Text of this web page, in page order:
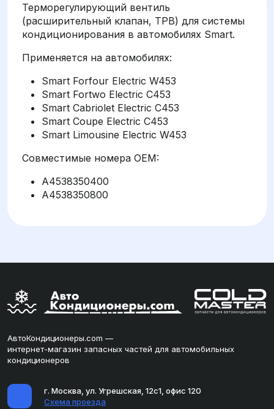
Терморегулирующий вентиль
(расширительный клапан, ТРВ) для системы
кондиционирования в автомобилях Smart.
Применяется на автомобилях:
Smart Forfour Electric W453
Smart Fortwo Electric C453
Smart Cabriolet Electric C453
Smart Coupe Electric C453
Smart Limousine Electric W453
Совместимые номера OEM:
A4538350400
A4538350800
АвтоКондиционеры.com —
интернет-магазин запасных частей для автомобильных
кондиционеров
г. Москва, ул. Угрешская, 12с1, офис 120
Схема проезда